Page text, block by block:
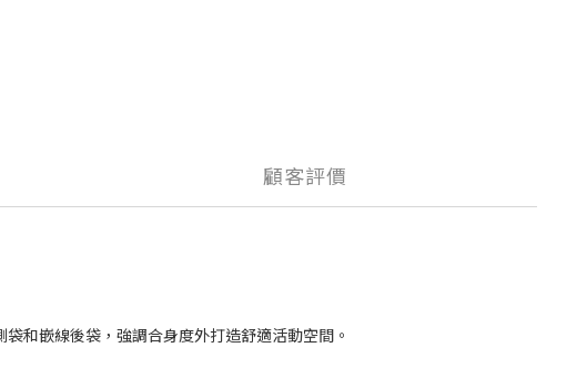
顧客評價
和嵌線後袋，強調合身度外打造舒適活動空間。